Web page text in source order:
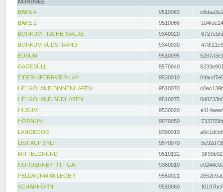
NORDSEE
BAKE A
9510063
BAKE Z
9510066
BORKUM FISCHERBALJE
9340020
BORKUM SÜDSTRAND
9340030
BÜSUM
9510095
DAGEBÜLL
9570040
EIDER-SPERRWERK AP
9530010
HELGOLAND BINNENHAFEN
9510070
HELGOLAND SÜDHAFEN
9510075
HUSUM
9530020
HÖRNUM
9570050
LANGEOOG
9390010
LIST AUF SYLT
9570070
MITTELGRUND
9510132
NORDERNEY RIFFGAT
9360010
PELLWORM ANLEGER
9550021
SCHARHÖRN
9510060